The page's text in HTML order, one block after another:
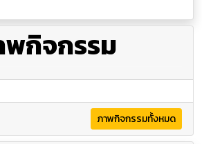
พกิจกรรม
ภาพกิจกรรมทั้งหมด